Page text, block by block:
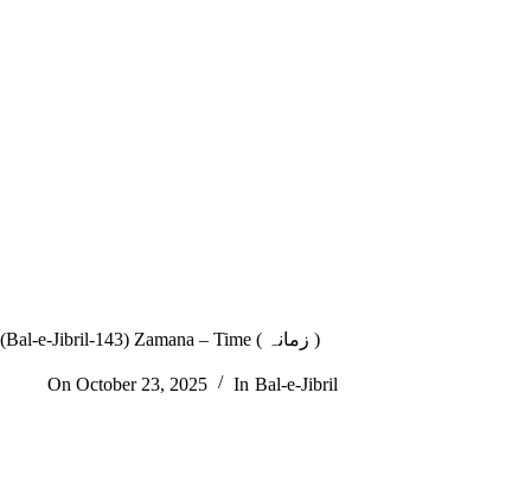
(Bal-e-Jibril-143) Zamana – Time ( زمانہ )
On October 23, 2025 In Bal-e-Jibril